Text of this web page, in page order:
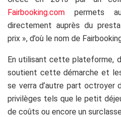
Fairbooking.com permets
directement auprès du
prix », d’où le nom de
En utilisant cette plateforme,
soutient cette démarche et
se verra d’autre part octroyer
privilèges tels que le petit
de coûts ou encore un